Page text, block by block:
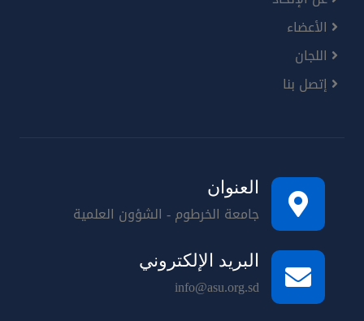
الأعضاء
اللجان
إتصل بنا
العنوان
جامعة الخرطوم - الشؤون العلمية
البريد الإلكتروني
info@asu.org.sd